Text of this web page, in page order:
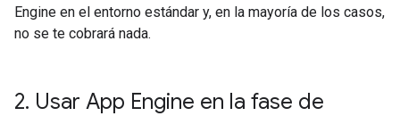
Engine en el entorno estándar y, en la mayoría de los casos,
no se te cobrará nada.
2. Usar App Engine en la fase de